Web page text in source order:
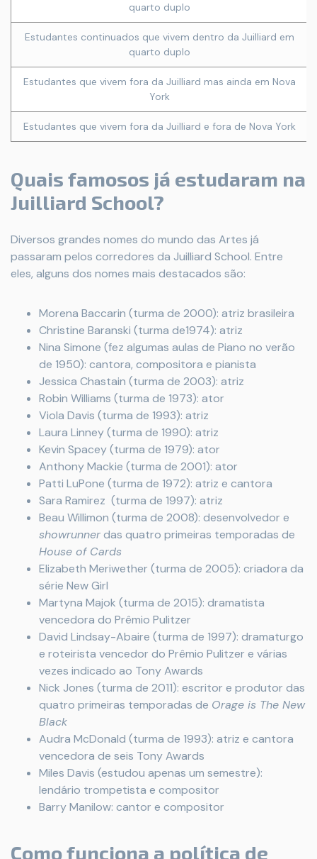
quarto duplo
Estudantes continuados que vivem dentro da Juilliard em
quarto duplo
Estudantes que vivem fora da Juilliard mas ainda em Nova
York
Estudantes que vivem fora da Juilliard e fora de Nova York
Quais famosos já estudaram na
Juilliard School?
Diversos grandes nomes do mundo das Artes já
passaram pelos corredores da Juilliard School. Entre
eles, alguns dos nomes mais destacados são:
Morena Baccarin (turma de 2000): atriz brasileira
Christine Baranski (turma de1974): atriz
Nina Simone (fez algumas aulas de Piano no verão
de 1950): cantora, compositora e pianista
Jessica Chastain (turma de 2003): atriz
Robin Williams (turma de 1973): ator
Viola Davis (turma de 1993): atriz
Laura Linney (turma de 1990): atriz
Kevin Spacey (turma de 1979): ator
Anthony Mackie (turma de 2001): ator
Patti LuPone (turma de 1972): atriz e cantora
Sara Ramirez (turma de 1997): atriz
Beau Willimon (turma de 2008): desenvolvedor e
showrunnerdas quatro primeiras temporadas de
House of Cards
Elizabeth Meriwether (turma de 2005): criadora da
série New Girl
Martyna Majok (turma de 2015): dramatista
vencedora do Prêmio Pulitzer
David Lindsay-Abaire (turma de 1997): dramaturgo
e roteirista vencedor do Prêmio Pulitzer e várias
vezes indicado ao Tony Awards
Nick Jones (turma de 2011): escritor e produtor das
quatro primeiras temporadas de Orage is The New
Black
Audra McDonald (turma de 1993): atriz e cantora
vencedora de seis Tony Awards
Miles Davis (estudou apenas um semestre):
lendário trompetista e compositor
Barry Manilow: cantor e compositor
Como funciona a política de